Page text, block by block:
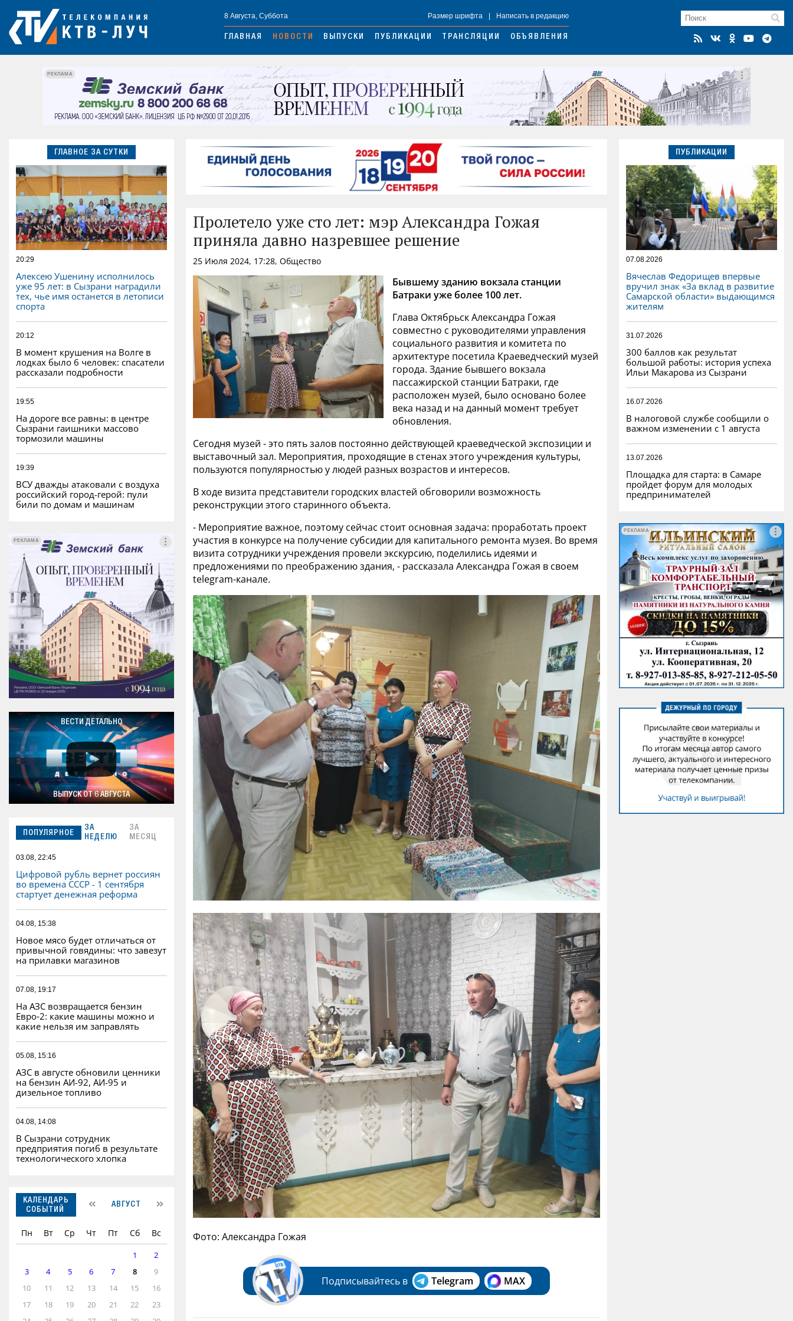
8 Августа, Суббота Размер шрифта Написать в редакцию
ГЛАВНАЯ НОВОСТИ ВЫПУСКИ ПУБЛИКАЦИИ ТРАНСЛЯЦИИ ОБЪЯВЛЕНИЯ
РЕКЛАМА
ГЛАВНОЕ ЗА СУТКИ
20:29
Алексею Ушенину исполнилось
уже 95 лет: в Сызрани наградили
тех, чье имя останется в летописи
спорта
20:12
В момент крушения на Волге в
лодках было 6 человек: спасатели
рассказали подробности
19:55
На дороге все равны: в центре
Сызрани гаишники массово
тормозили машины
19:39
ВСУ дважды атаковали с воздуха
российский город-герой: пули
били по домам и машинам
РЕКЛАМА
РЕКЛАМА
ВЕСТИ ДЕТАЛЬНО
ВЫПУСК ОТ 6 АВГУСТА
ПОПУЛЯРНОЕ
ЗА
НЕДЕЛЮ
ЗА
МЕСЯЦ
03.08, 22:45
Цифровой рубль вернет россиян
во времена СССР - 1 сентября
стартует денежная реформа
04.08, 15:38
Новое мясо будет отличаться от
привычной говядины: что завезут
на прилавки магазинов
07.08, 19:17
На АЗС возвращается бензин
Евро‑2: какие машины можно и
какие нельзя им заправлять
05.08, 15:16
АЗС в августе обновили ценники
на бензин АИ-92, АИ-95 и
дизельное топливо
04.08, 14:08
В Сызрани сотрудник
предприятия погиб в результате
технологического хлопка
КАЛЕНДАРЬ
СОБЫТИЙ
АВГУСТ
Пн Вт Ср Чт Пт Сб Вс
1
2
3
4 5 6 7 8
9
10
11 12 13 14 15
16
17
18 19 20 21 22
23
Пролетело уже сто лет: мэр Александра Гожая
приняла давно назревшее решение
25 Июля 2024, 17:28, Общество
Бывшему зданию вокзала станции
Батраки уже более 100 лет.
Глава Октябрьск Александра Гожая
совместно с руководителями управления
социального развития и комитета по
архитектуре посетила Краеведческий музей
города. Здание бывшего вокзала
пассажирской станции Батраки, где
расположен музей, было основано более
века назад и на данный момент требует
обновления.
Сегодня музей - это пять залов постоянно действующей краеведческой экспозиции и
выставочный зал. Мероприятия, проходящие в стенах этого учреждения культуры,
пользуются популярностью у людей разных возрастов и интересов.
В ходе визита представители городских властей обговорили возможность
реконструкции этого старинного объекта.
- Мероприятие важное, поэтому сейчас стоит основная задача: проработать проект
участия в конкурсе на получение субсидии для капитального ремонта музея. Во время
визита сотрудники учреждения провели экскурсию, поделились идеями и
предложениями по преображению здания, - рассказала Александра Гожая в своем
telegram-канале.
Фото: Александра Гожая
Подписывайтесь в Telegram MAX
ПУБЛИКАЦИИ
07.08.2026
Вячеслав Федорищев впервые
вручил знак «За вклад в развитие
Самарской области» выдающимся
жителям
31.07.2026
300 баллов как результат
большой работы: история успеха
Ильи Макарова из Сызрани
16.07.2026
В налоговой службе сообщили о
важном изменении с 1 августа
13.07.2026
Площадка для старта: в Самаре
пройдет форум для молодых
предпринимателей
РЕКЛАМА